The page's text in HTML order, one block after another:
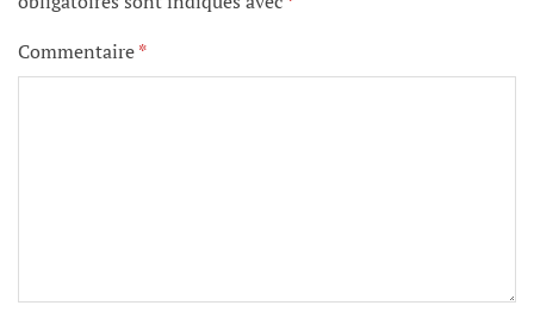
Commentaire*